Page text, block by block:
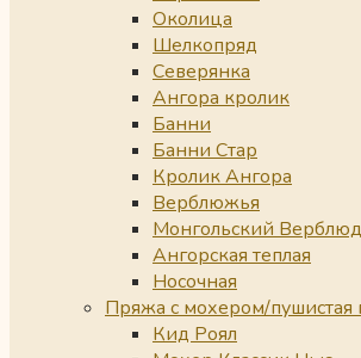
Околица
Шелкопряд
Северянка
Ангора кролик
Банни
Банни Стар
Кролик Ангора
Верблюжья
Монгольский Верблюд
Ангорская теплая
Носочная
Пряжа с мохером/пушистая
Кид Роял